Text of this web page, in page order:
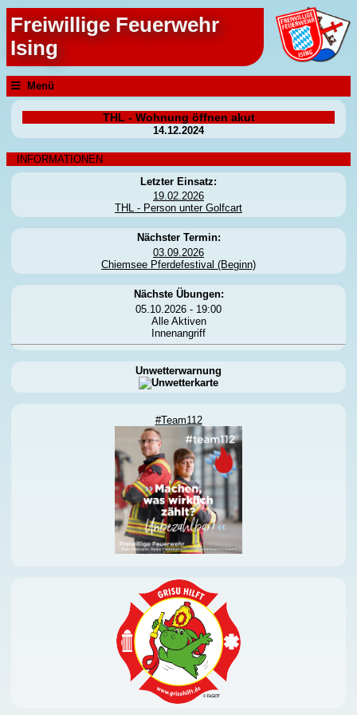
Freiwillige Feuerwehr
Ising
Menü
THL - Wohnung öffnen akut
14.12.2024
INFORMATIONEN
Letzter Einsatz:
19.02.2026
THL - Person unter Golfcart
Nächster Termin:
03.09.2026
Chiemsee Pferdefestival (Beginn)
Nächste Übungen:
05.10.2026 - 19:00
Alle Aktiven
Innenangriff
Unwetterwarnung
#Team112